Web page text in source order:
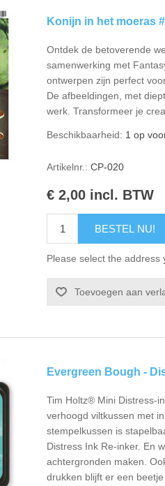
Konijn in het moeras
Ontdek de betoverende
samenwerking met
ontwerpen zijn perfect
De afbeeldingen, met
werk. Transformeer je
Beschikbaarheid: 1 op
Artikelnr.: CP-020
€ 2,00 incl. BTW
BESTEL NU!
Please select the address
Toevoegen aan
Evergreen Bough -
Tim Holtz® Mini Distress-
verhoogd viltkussen met
stempelkussen is
Distress Ink Re-inker. En
achtergronden maken.
drukken blijft er een